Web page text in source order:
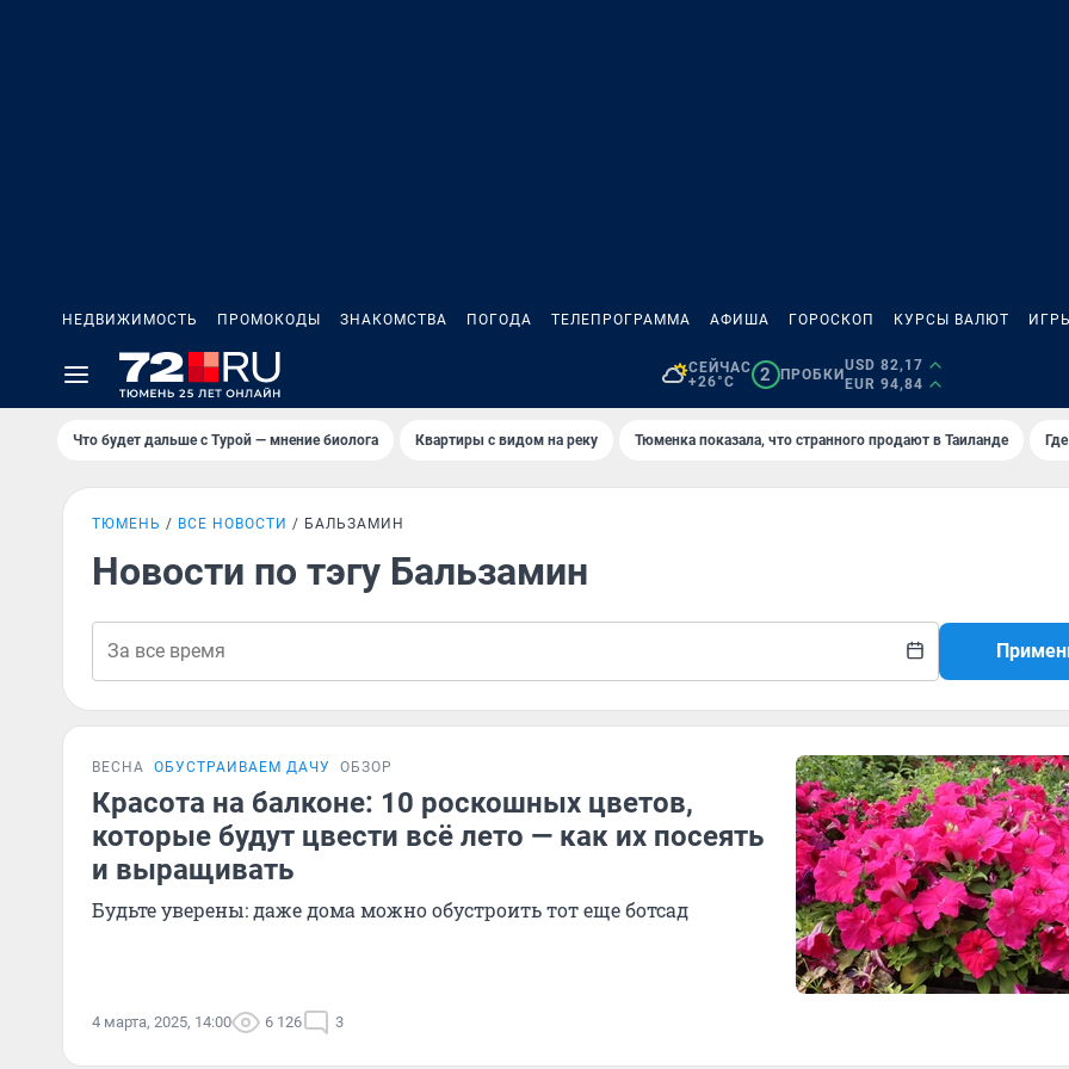
НЕДВИЖИМОСТЬ ПРОМОКОДЫ ЗНАКОМСТВА ПОГОДА ТЕЛЕПРОГРАММА АФИША ГОРОСКОП КУРСЫ ВАЛЮТ
СЕЙЧАС
+26°C
2 ПРОБКИ
USD 82,17
EUR 94,84
Что будет дальше с Турой — мнение биолога Квартиры с видом на реку Тюменка показала, что странного продают в Таиланде
ТЮМЕНЬ ВСЕ НОВОСТИ БАЛЬЗАМИН
Новости по тэгу Бальзамин
ВЕСНА ОБУСТРАИВАЕМ ДАЧУ ОБЗОР
Красота на балконе: 10 роскошных цветов,
которые будут цвести всё лето — как их посеять
и выращивать
Будьте уверены: даже дома можно обустроить тот еще ботсад
4 марта, 2025, 14:00 6 126 3